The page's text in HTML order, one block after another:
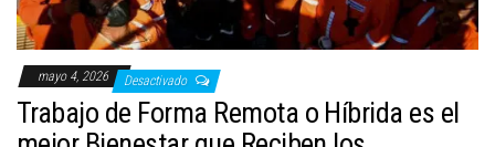
mayo 4, 2026 Desactivado
Trabajo de Forma Remota o Híbrida es el